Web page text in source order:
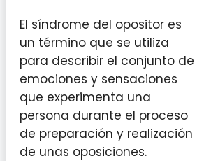
El síndrome del opositor es
un término que se utiliza
para describir el conjunto de
emociones y sensaciones
que experimenta una
persona durante el proceso
de preparación y realización
de unas oposiciones.